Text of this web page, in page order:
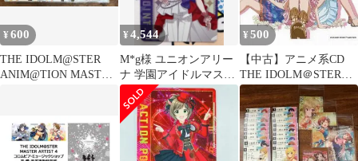
¥600
THE IDOLM@STER
ANIM@TION MASTER
¥4,544
M*g様 ユニオンアリー
ナ 学園アイドルマスタ
ー 雨夜燕 APカード
¥500
【中古】アニメ系CD
THE IDOLM＠STER
ANIM＠TION MASTER
02